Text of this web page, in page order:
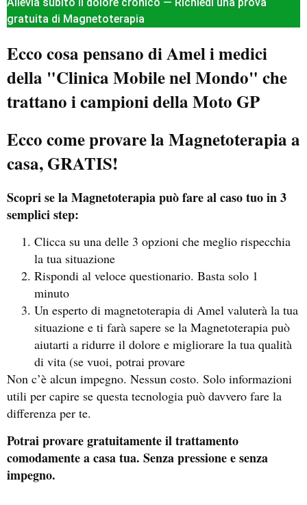
gratuita di Magnetoterapia
Ecco cosa pensano di Amel i medici
della "Clinica Mobile nel Mondo" che
trattano i campioni della Moto GP
Ecco come provare la Magnetoterapia a
casa, GRATIS!
Scopri se la Magnetoterapia può fare al caso tuo in 3
semplici step:
Clicca su una delle 3 opzioni che meglio rispecchia
la tua situazione
Rispondi al veloce questionario. Basta solo 1
minuto
Un esperto di magnetoterapia di Amel valuterà la tua
situazione e ti farà sapere se la Magnetoterapia può
aiutarti a ridurre il dolore e migliorare la tua qualità
di vita (se vuoi, potrai provare
Non c’è alcun impegno. Nessun costo. Solo informazioni
utili per capire se questa tecnologia può davvero fare la
differenza per te.
Potrai provare gratuitamente il trattamento
comodamente a casa tua. Senza pressione e senza
impegno.